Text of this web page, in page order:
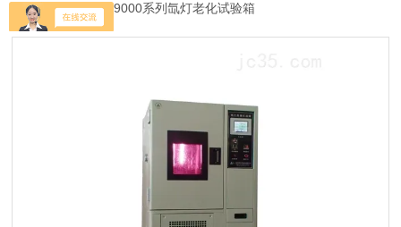
试验箱> DB-9000系列氙灯老化试验箱